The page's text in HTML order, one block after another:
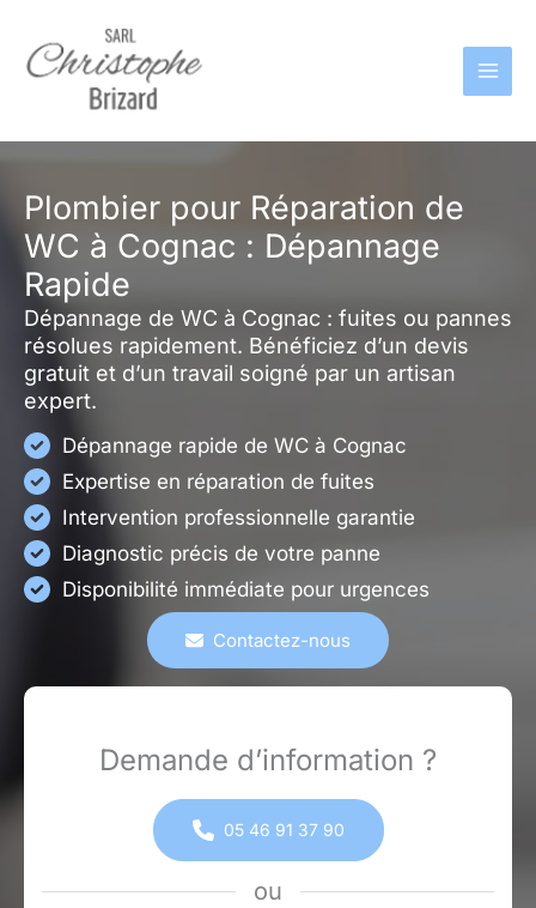
contenu
Plombier pour Réparation de
WC à Cognac : Dépannage
Rapide
Dépannage de WC à Cognac : fuites ou pannes
résolues rapidement. Bénéficiez d’un devis
gratuit et d’un travail soigné par un artisan
expert.
Dépannage rapide de WC à Cognac
Expertise en réparation de fuites
Intervention professionnelle garantie
Diagnostic précis de votre panne
Disponibilité immédiate pour urgences
Contactez-nous
Demande d’information ?
05 46 91 37 90
ou